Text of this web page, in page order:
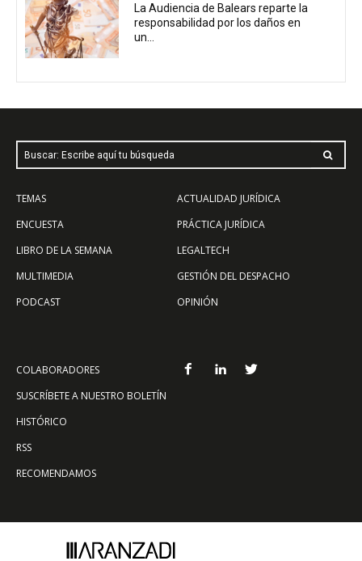
La Audiencia de Balears reparte la
responsabilidad por los daños en
un...
Buscar: Escribe aquí tu búsqueda
TEMAS
ENCUESTA
LIBRO DE LA SEMANA
MULTIMEDIA
PODCAST
ACTUALIDAD JURÍDICA
PRÁCTICA JURÍDICA
LEGALTECH
GESTIÓN DEL DESPACHO
OPINIÓN
COLABORADORES
SUSCRÍBETE A NUESTRO BOLETÍN
HISTÓRICO
RSS
RECOMENDAMOS